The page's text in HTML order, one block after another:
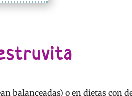
balanceadas) o en dietas